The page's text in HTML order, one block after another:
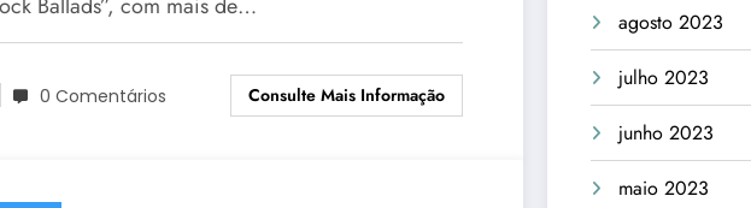
Ballads”, com mais de…
0 Comentários Consulte Mais Informação
agosto 2023
julho 2023
junho 2023
maio 2023